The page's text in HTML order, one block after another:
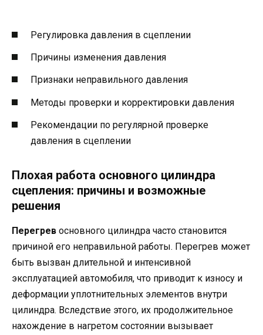
Регулировка давления в сцеплении
Причины изменения давления
Признаки неправильного давления
Методы проверки и корректировки давления
Рекомендации по регулярной проверке
давления в сцеплении
Плохая работа основного цилиндра
сцепления: причины и возможные
решения
Перегрев основного цилиндра часто становится
причиной его неправильной работы. Перегрев может
быть вызван длительной и интенсивной
эксплуатацией автомобиля, что приводит к износу и
деформации уплотнительных элементов внутри
цилиндра. Вследствие этого, их продолжительное
нахождение в нагретом состоянии вызывает